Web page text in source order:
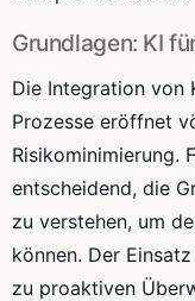
Grundlagen: KI
Die Integration von
Prozesse eröffnet
Risikominimierung.
entscheidend, die
zu verstehen, um
können. Der
zu proaktiven